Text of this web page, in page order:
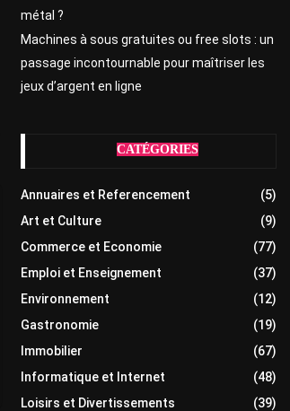
métal ?
Machines à sous gratuites ou free slots : un
passage incontournable pour maîtriser les
jeux d’argent en ligne
CATÉGORIES
Annuaires et Referencement
(5)
Art et Culture
(9)
Commerce et Economie
(77)
Emploi et Enseignement
(37)
Environnement
(12)
Gastronomie
(19)
Immobilier
(67)
Informatique et Internet
(48)
Loisirs et Divertissements
(39)